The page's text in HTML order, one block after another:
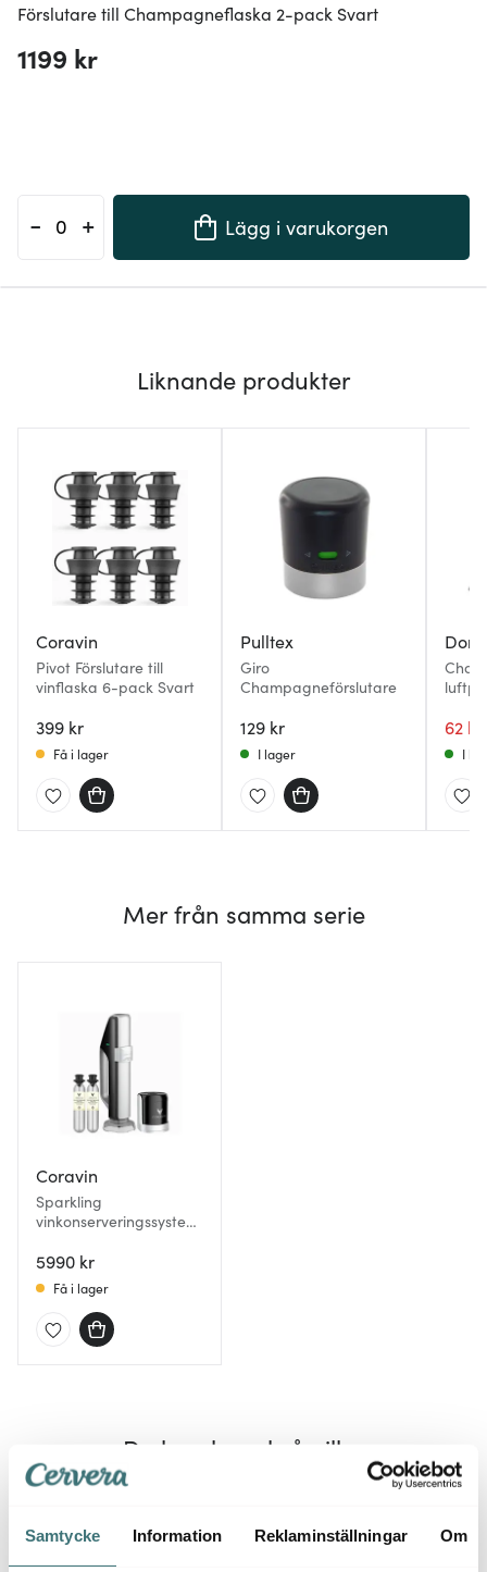
Samtycke Information Reklaminställningar Om
Förslutare till Champagneflaska 2-pack Svart
1199 kr
- + Lägg i varukorgen
Liknande produkter
Coravin
Pivot Förslutare till
vinflaska 6-pack Svart
399 kr
Få i lager
Pulltex
Giro
Champagneförslutare
129 kr
I lager
62 kr
I
Mer från samma serie
Coravin
Sparkling
vinkonserveringssystem
5990 kr
Få i lager
Du kanske också gillar